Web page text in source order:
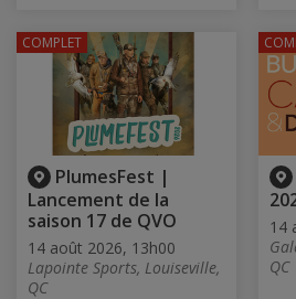
PlumesFest |
Lancement de la
saison 17 de QVO
14 août 2026, 13h00
Lapointe Sports, Louiseville,
QC
COMPLET
14
QC